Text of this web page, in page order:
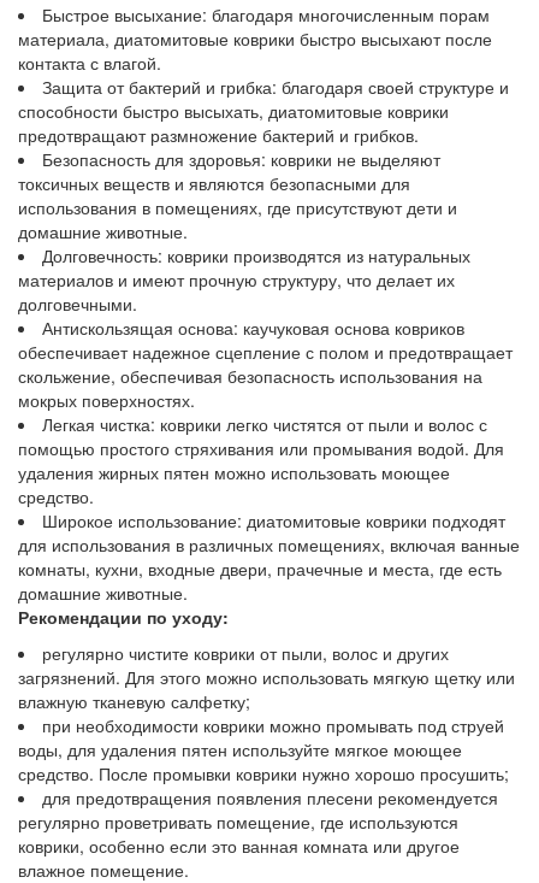
Быстрое высыхание: благодаря многочисленным порам
материала, диатомитовые коврики быстро высыхают после
контакта с влагой.
Защита от бактерий и грибка: благодаря своей структуре и
способности быстро высыхать, диатомитовые коврики
предотвращают размножение бактерий и грибков.
Безопасность для здоровья: коврики не выделяют
токсичных веществ и являются безопасными для
использования в помещениях, где присутствуют дети и
домашние животные.
Долговечность: коврики производятся из натуральных
материалов и имеют прочную структуру, что делает их
долговечными.
Антискользящая основа: каучуковая основа ковриков
обеспечивает надежное сцепление с полом и предотвращает
скольжение, обеспечивая безопасность использования на
мокрых поверхностях.
Легкая чистка: коврики легко чистятся от пыли и волос с
помощью простого стряхивания или промывания водой. Для
удаления жирных пятен можно использовать моющее
средство.
Широкое использование: диатомитовые коврики подходят
для использования в различных помещениях, включая ванные
комнаты, кухни, входные двери, прачечные и места, где есть
домашние животные.
Рекомендации по уходу:
регулярно чистите коврики от пыли, волос и других
загрязнений. Для этого можно использовать мягкую щетку или
влажную тканевую салфетку;
при необходимости коврики можно промывать под струей
воды, для удаления пятен используйте мягкое моющее
средство. После промывки коврики нужно хорошо просушить;
для предотвращения появления плесени рекомендуется
регулярно проветривать помещение, где используются
коврики, особенно если это ванная комната или другое
влажное помещение.